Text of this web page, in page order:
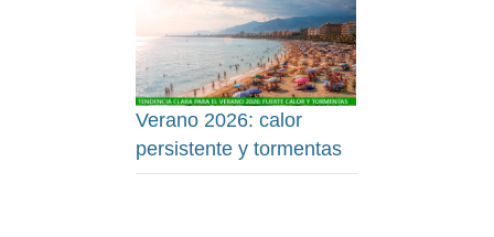
Verano 2026: calor
persistente y tormentas